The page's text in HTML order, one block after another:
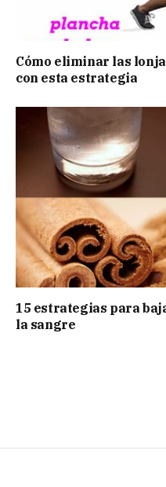
Cómo eliminar las
con esta estrategia
15 estrategias para
la sangre